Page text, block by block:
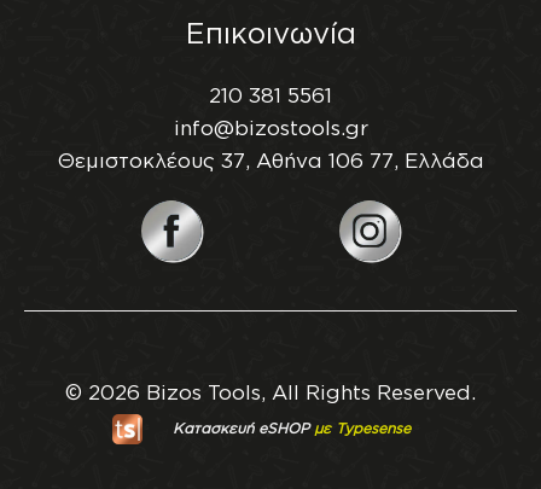
Επικοινωνία
210 381 5561
info@bizostools.gr
Θεμιστοκλέους 37, Αθήνα 106 77, Ελλάδα
© 2026 Bizos Tools, All Rights Reserved.
Κατασκευή eSHOPμε Typesense